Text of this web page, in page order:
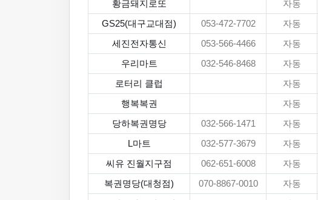
황금돼지로또 자동
GS25(대구교대점) 053-472-7702 자동
세진전자통신 053-566-4466 자동
우리마트 032-546-8468 자동
로터리 클럽 자동
행복복권 자동
당하복권명당 032-566-1471 자동
L마트 032-577-3679 자동
씨유 진월지구점 062-651-6008 자동
복권명당(대청점) 070-8867-0010 자동